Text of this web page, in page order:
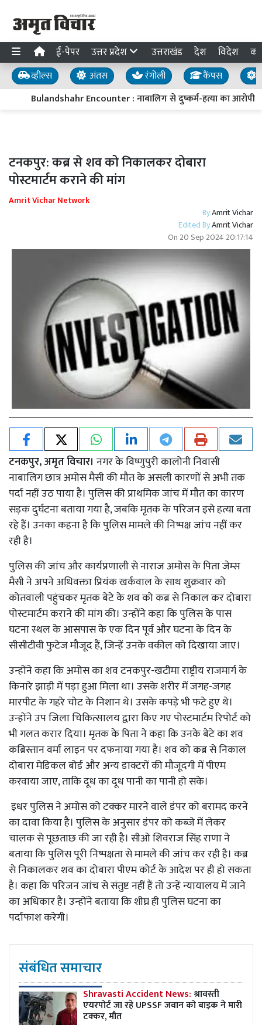
ई-पेपर उत्तर प्रदेश उत्तराखंड देश विदेश
व्हील्स अंतस रंगोली कैंपस
Bulandshahr Encounter : नाबालिग से दुष्कर्म-हत्या का आरोपी
टनकपुर: कब्र से शव को निकालकर दोबारा
पोस्टमार्टम कराने की मांग
Amrit Vichar Network
ByAmrit Vichar
Edited ByAmrit Vichar
On 20 Sep 2024 20:17:14
टनकपुर, अमृत विचार। नगर के विष्णुपुरी कालोनी निवासी
नाबालिग छात्र अमोस मैसी की मौत के असली कारणों से अभी तक
पर्दा नहीं उठ पाया है। पुलिस की प्राथमिक जांच में मौत का कारण
सड़क दुर्घटना बताया गया है, जबकि मृतक के परिजन इसे हत्या बता
रहे हैं। उनका कहना है कि पुलिस मामले की निष्पक्ष जांच नहीं कर
रही है।
पुलिस की जांच और कार्यप्रणाली से नाराज अमोस के पिता जेम्स
मैसी ने अपने अधिवक्ता प्रियंक खर्कवाल के साथ शुक्रवार को
कोतवाली पहुंचकर मृतक बेटे के शव को कब्र से निकाल कर दोबारा
पोस्टमार्टम कराने की मांग की। उन्होंने कहा कि पुलिस के पास
घटना स्थल के आसपास के एक दिन पूर्व और घटना के दिन के
सीसीटीवी फुटेज मौजूद हैं, जिन्हें उनके वकील को दिखाया जाए।
उन्होंने कहा कि अमोस का शव टनकपुर-खटीमा राष्ट्रीय राजमार्ग के
किनारे झाड़ी में पड़ा हुआ मिला था। उसके शरीर में जगह-जगह
मारपीट के गहरे चोट के निशान थे। उसके कपड़े भी फटे हुए थे।
उन्होंने उप जिला चिकित्सालय द्वारा किए गए पोस्टमार्टम रिपोर्ट को
भी गलत करार दिया। मृतक के पिता ने कहा कि उनके बेटे का शव
कब्रिस्तान वर्मा लाइन पर दफनाया गया है। शव को कब्र से निकाल
दोबारा मेडिकल बोर्ड और अन्य डाक्टरों की मौजूदगी में पीएम
करवाया जाए, ताकि दूध का दूध पानी का पानी हो सके।
इधर पुलिस ने अमोस को टक्कर मारने वाले डंपर को बरामद करने
का दावा किया है। पुलिस के अनुसार डंपर को कब्जे में लेकर
चालक से पूछताछ की जा रही है। सीओ शिवराज सिंह राणा ने
बताया कि पुलिस पूरी निष्पक्षता से मामले की जांच कर रही है। कब्र
से निकालकर शव का दोबारा पीएम कोर्ट के आदेश पर ही हो सकता
है। कहा कि परिजन जांच से संतुष्ट नहीं हैं तो उन्हें न्यायालय में जाने
का अधिकार है। उन्होंने बताया कि शीघ्र ही पुलिस घटना का
पर्दाफाश करेगी।
संबंधित समाचार
Shravasti Accident News:श्रावस्ती
एयरपोर्ट जा रहे UPSSF जवान को बाइक ने मारी
टक्कर, मौत